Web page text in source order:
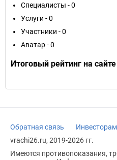
Специалисты - 0
Услуги - 0
Участники - 0
Аватар - 0
Итоговый рейтинг на
Обратная связь Инвесторам
vrachi26.ru, 2019-2026 гг.
Имеются противопоказания,